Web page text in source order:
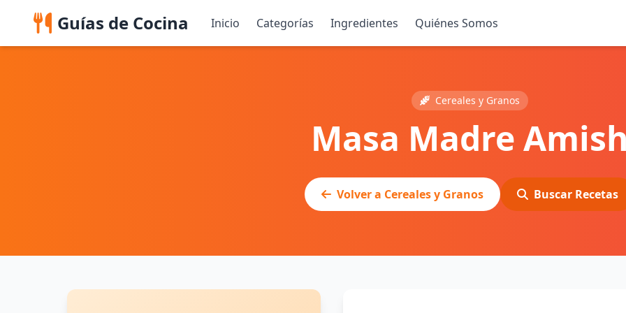
Guías de Cocina Inicio Categorías Ingredientes Quiénes Somos
Cereales y Granos
Masa Madre
Volver a Cereales y Granos Buscar Recetas